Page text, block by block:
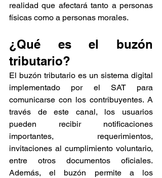
realidad que afectará tanto a personas
físicas como a personas morales.
¿Qué es el buzón
tributario?
El buzón tributario es un sistema digital
implementado por el SAT para
comunicarse con los contribuyentes. A
través de este canal, los usuarios
pueden recibir notificaciones
importantes, requerimientos,
invitaciones al cumplimiento voluntario,
entre otros documentos oficiales.
Además, el buzón permite a los